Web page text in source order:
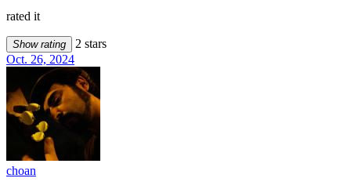
rated it
Show rating
2 stars
Oct. 26, 2024
choan